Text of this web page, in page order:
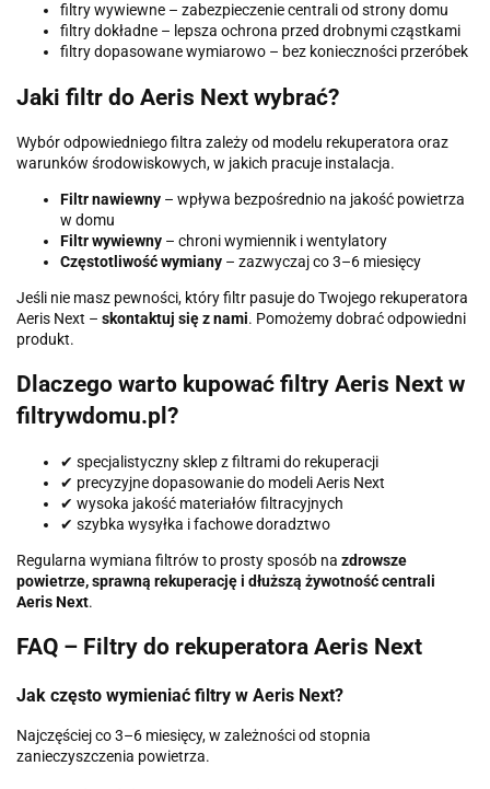
filtry wywiewne – zabezpieczenie centrali od strony domu
filtry dokładne – lepsza ochrona przed drobnymi cząstkami
filtry dopasowane wymiarowo – bez konieczności przeróbek
Jaki filtr do Aeris Next wybrać?
Wybór odpowiedniego filtra zależy od modelu rekuperatora oraz
warunków środowiskowych, w jakich pracuje instalacja.
Filtr nawiewny – wpływa bezpośrednio na jakość powietrza
w domu
Filtr wywiewny – chroni wymiennik i wentylatory
Częstotliwość wymiany – zazwyczaj co 3–6 miesięcy
Jeśli nie masz pewności, który filtr pasuje do Twojego rekuperatora
Aeris Next – skontaktuj się z nami. Pomożemy dobrać odpowiedni
produkt.
Dlaczego warto kupować filtry Aeris Next w
filtrywdomu.pl?
✔ specjalistyczny sklep z filtrami do rekuperacji
✔ precyzyjne dopasowanie do modeli Aeris Next
✔ wysoka jakość materiałów filtracyjnych
✔ szybka wysyłka i fachowe doradztwo
Regularna wymiana filtrów to prosty sposób na zdrowsze
powietrze, sprawną rekuperację i dłuższą żywotność centrali
Aeris Next.
FAQ – Filtry do rekuperatora Aeris Next
Jak często wymieniać filtry w Aeris Next?
Najczęściej co 3–6 miesięcy, w zależności od stopnia
zanieczyszczenia powietrza.